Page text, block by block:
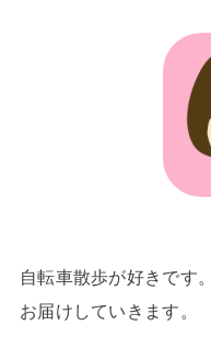
自転車散歩が好きです
お届けしていきます。